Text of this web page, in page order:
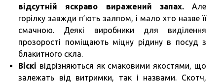
відсутній яскраво виражений запах.Але
горілку завжди п’ють залпом, і мало хто назве її
смачною. Деякі виробники для виділення
прозорості поміщають міцну рідину в посуд з
блакитного скла.
Віскі відрізняються як смаковими якостями, що
залежать від витримки, так і назвами. Скотч,